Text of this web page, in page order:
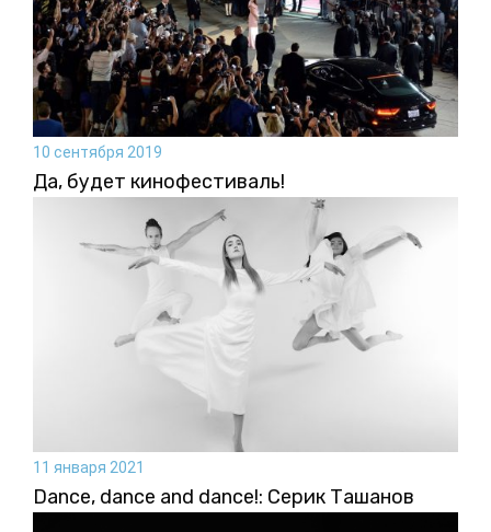
10 сентября 2019
Да, будет кинофестиваль!
11 января 2021
Dance, dance and dance!: Серик Ташанов